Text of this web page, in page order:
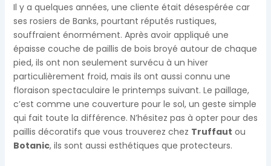
Il y a quelques années, une cliente était désespérée car
ses rosiers de Banks, pourtant réputés rustiques,
souffraient énormément. Après avoir appliqué une
épaisse couche de paillis de bois broyé autour de chaque
pied, ils ont non seulement survécu à un hiver
particulièrement froid, mais ils ont aussi connu une
floraison spectaculaire le printemps suivant. Le paillage,
c’est comme une couverture pour le sol, un geste simple
qui fait toute la différence. N’hésitez pas à opter pour des
paillis décoratifs que vous trouverez chez Truffaut ou
Botanic, ils sont aussi esthétiques que protecteurs.